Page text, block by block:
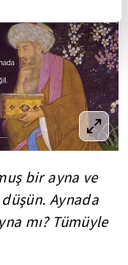
bir ayna ve
Aynada
mı? Tümüyle